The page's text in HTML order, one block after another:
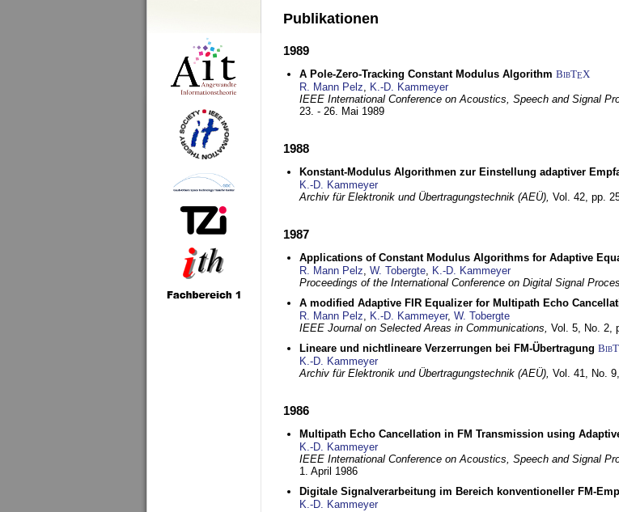
Publikationen
1989
A Pole-Zero-Tracking Constant Modulus Algorithm BibTEX
R. Mann Pelz, K.-D. Kammeyer
IEEE International Conference on Acoustics, Speech and Signal
23. - 26. Mai 1989
1988
Konstant-Modulus Algorithmen zur Einstellung adaptiver
K.-D. Kammeyer
Archiv für Elektronik und Übertragungstechnik (AEÜ), Vol. 42, pp.
1987
Applications of Constant Modulus Algorithms for Adaptive
R. Mann Pelz, W. Tobergte, K.-D. Kammeyer
Proceedings of the International Conference on Digital Signal
A modified Adaptive FIR Equalizer for Multipath Echo
R. Mann Pelz, K.-D. Kammeyer, W. Tobergte
IEEE Journal on Selected Areas in Communications, Vol. 5, No. 2,
Lineare und nichtlineare Verzerrungen bei FM-Übertragung BibT
K.-D. Kammeyer
Archiv für Elektronik und Übertragungstechnik (AEÜ), Vol. 41, No.
1986
Multipath Echo Cancellation in FM Transmission using
K.-D. Kammeyer
IEEE International Conference on Acoustics, Speech and Signal
1. April 1986
Digitale Signalverarbeitung im Bereich konventioneller FM-
K.-D. Kammeyer